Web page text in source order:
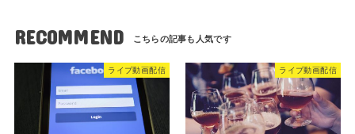
RECOMMEND
ライブ動画配信 ライブ動画配信